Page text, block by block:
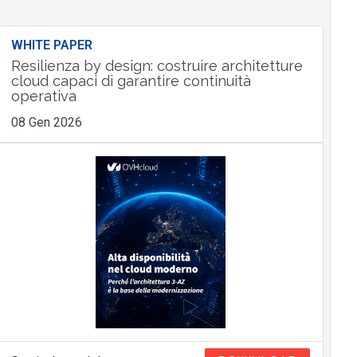
WHITE PAPER
Resilienza by design: costruire architetture
cloud capaci di garantire continuità
operativa
08 Gen 2026